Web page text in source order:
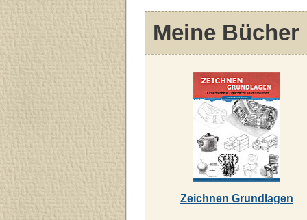
Meine
Zeichnen Grundlagen